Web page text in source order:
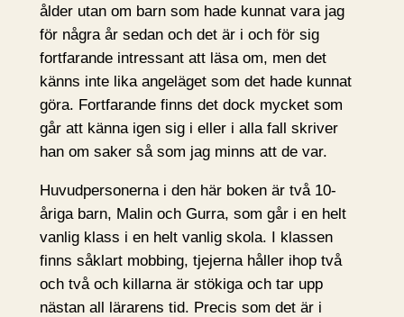
ålder utan om barn som hade kunnat vara jag
för några år sedan och det är i och för sig
fortfarande intressant att läsa om, men det
känns inte lika angeläget som det hade kunnat
göra. Fortfarande finns det dock mycket som
går att känna igen sig i eller i alla fall skriver
han om saker så som jag minns att de var.
Huvudpersonerna i den här boken är två 10-
åriga barn, Malin och Gurra, som går i en helt
vanlig klass i en helt vanlig skola. I klassen
finns såklart mobbing, tjejerna håller ihop två
och två och killarna är stökiga och tar upp
nästan all lärarens tid. Precis som det är i